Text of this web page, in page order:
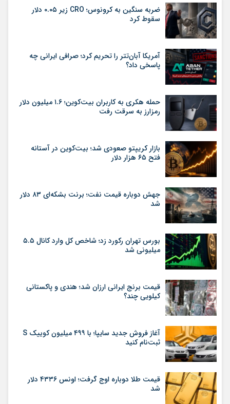
ضربه سنگین به کرونوس؛ CRO زیر ۰.۰۵ دلار
سقوط کرد
آمریکا آبان‌تتر را تحریم کرد؛ صرافی ایرانی چه
پاسخی داد؟
حمله هکری به کاربران بیت‌کوین؛ ۱.۶ میلیون دلار
رمزارز به سرقت رفت
بازار کریپتو صعودی شد؛ بیت‌کوین در آستانه
فتح ۶۵ هزار دلار
جهش دوباره قیمت نفت؛ برنت بشکه‌ای ۸۳ دلار
شد
بورس تهران رکورد زد؛ شاخص کل وارد کانال ۵.۵
میلیونی شد
قیمت برنج ایرانی ارزان شد؛ هندی و پاکستانی
کیلویی چند؟
آغاز فروش جدید سایپا؛ با ۴۹۹ میلیون کوییک S
ثبت‌نام کنید
قیمت طلا دوباره اوج گرفت؛ اونس ۴۳۳۶ دلار
شد